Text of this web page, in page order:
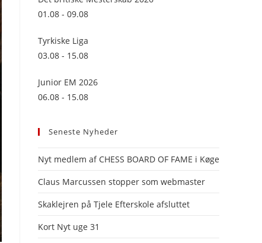
01.08 - 09.08
Tyrkiske Liga
03.08 - 15.08
Junior EM 2026
06.08 - 15.08
Seneste Nyheder
Nyt medlem af CHESS BOARD OF FAME i Køge
Claus Marcussen stopper som webmaster
Skaklejren på Tjele Efterskole afsluttet
Kort Nyt uge 31